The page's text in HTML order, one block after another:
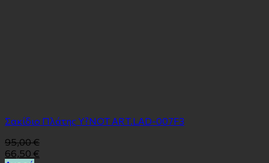
Σακίδιο Πλάτης Y?NOT ART.LAD-007F3
95,00€
66,50 €